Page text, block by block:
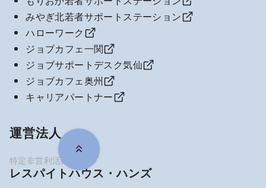
みやぎ北若者サポートステーション
ハローワーク
ジョブカフェ一関
ジョブサポートデスク気仙
ジョブカフェ奥州
キャリアパートナー
運営法人
レスパイトハウス・ハンズ